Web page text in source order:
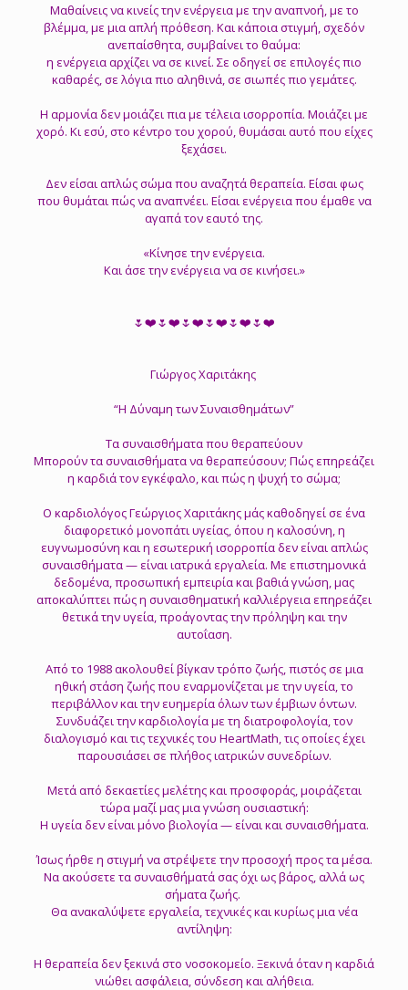
Μαθαίνεις να κινείς την ενέργεια με την αναπνοή, με το
βλέμμα, με μια απλή πρόθεση. Και κάποια στιγμή, σχεδόν
ανεπαίσθητα, συμβαίνει το θαύμα:
η ενέργεια αρχίζει να σε κινεί. Σε οδηγεί σε επιλογές πιο
καθαρές, σε λόγια πιο αληθινά, σε σιωπές πιο γεμάτες.
Η αρμονία δεν μοιάζει πια με τέλεια ισορροπία. Μοιάζει με
χορό. Κι εσύ, στο κέντρο του χορού, θυμάσαι αυτό που είχες
ξεχάσει.
Δεν είσαι απλώς σώμα που αναζητά θεραπεία. Είσαι φως
που θυμάται πώς να αναπνέει. Είσαι ενέργεια που έμαθε να
αγαπά τον εαυτό της.
«Κίνησε την ενέργεια.
Και άσε την ενέργεια να σε κινήσει.»
🌷❤️🌷❤️🌷❤️🌷❤️🌷❤️🌷❤️
Γιώργος Χαριτάκης
“Η Δύναμη των Συναισθημάτων”
Τα συναισθήματα που θεραπεύουν
Μπορούν τα συναισθήματα να θεραπεύσουν; Πώς επηρεάζει
η καρδιά τον εγκέφαλο, και πώς η ψυχή το σώμα;
Ο καρδιολόγος Γεώργιος Χαριτάκης μάς καθοδηγεί σε ένα
διαφορετικό μονοπάτι υγείας, όπου η καλοσύνη, η
ευγνωμοσύνη και η εσωτερική ισορροπία δεν είναι απλώς
συναισθήματα — είναι ιατρικά εργαλεία. Με επιστημονικά
δεδομένα, προσωπική εμπειρία και βαθιά γνώση, μας
αποκαλύπτει πώς η συναισθηματική καλλιέργεια επηρεάζει
θετικά την υγεία, προάγοντας την πρόληψη και την
αυτοΐαση.
Από το 1988 ακολουθεί βίγκαν τρόπο ζωής, πιστός σε μια
ηθική στάση ζωής που εναρμονίζεται με την υγεία, το
περιβάλλον και την ευημερία όλων των έμβιων όντων.
Συνδυάζει την καρδιολογία με τη διατροφολογία, τον
διαλογισμό και τις τεχνικές του HeartMath, τις οποίες έχει
παρουσιάσει σε πλήθος ιατρικών συνεδρίων.
Μετά από δεκαετίες μελέτης και προσφοράς, μοιράζεται
τώρα μαζί μας μια γνώση ουσιαστική:
Η υγεία δεν είναι μόνο βιολογία — είναι και συναισθήματα.
Ίσως ήρθε η στιγμή να στρέψετε την προσοχή προς τα μέσα.
Να ακούσετε τα συναισθήματά σας όχι ως βάρος, αλλά ως
σήματα ζωής.
Θα ανακαλύψετε εργαλεία, τεχνικές και κυρίως μια νέα
αντίληψη:
Η θεραπεία δεν ξεκινά στο νοσοκομείο. Ξεκινά όταν η καρδιά
νιώθει ασφάλεια, σύνδεση και αλήθεια.